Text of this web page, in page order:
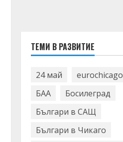
ТЕМИ В РАЗВИТИЕ
24 май eurochicago
БАА
Босилеград
Българи в САЩ
Българи в Чикаго